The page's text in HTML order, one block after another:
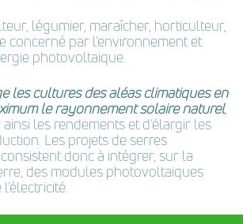
légumier, maraîcher, horticulteur,
concerné par l’environnement et
photovoltaïque.
les cultures des aléas climatiques en
le rayonnement solaire naturel,
les rendements et d’élargir les
Les projets de serres
donc à intégrer, sur la
des modules photovoltaïques